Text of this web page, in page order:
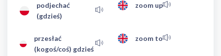
podjechać
(gdzieś)
zoom up
przesłać
(kogoś/coś) gdzieś
zoom to